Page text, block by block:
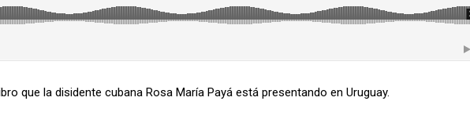
que la disidente cubana Rosa María Payá está presentando en Uruguay.